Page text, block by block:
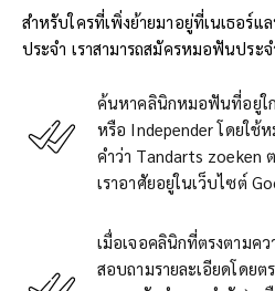
สำหรับใครที่เพิ่งย้ายมาอยู่ที่เนเธอร์
ประจำ เราสามารถสมัครหมอฟันประ
ค้นหาคลินิกหมอฟันที่อยู่ใ
หรือ Independer โดยใ
คำว่า Tandarts zoeken
เราอาศัยอยู่ในเว็บไซต์
เมื่อเจอคลินิกที่ตรงตามคว
สอบถามรายละเอียดโดย